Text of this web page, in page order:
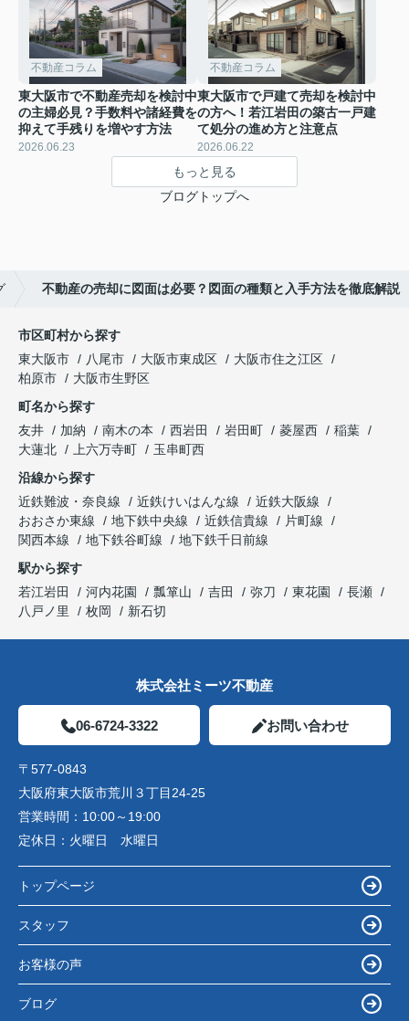
不動産コラム
東大阪市で不動産売却を検討中
の主婦必見？手数料や諸経費を
抑えて手残りを増やす方法
2026.06.23
不動産コラム
東大阪市で戸建て売却を検討中
の方へ！若江岩田の築古一戸建
て処分の進め方と注意点
2026.06.22
もっと見る
ブログトップへ
不動産の売却に図面は必要？図面の種類と入手方法を徹底解説
市区町村から探す
東大阪市
八尾市 大阪市東成区
大阪市住之江区
柏原市
大阪市生野区
町名から探す
友井
加納 南木の本 西岩田 岩田町 菱屋西
稲葉
大蓮北
上六万寺町
玉串町西
沿線から探す
近鉄難波・奈良線
近鉄けいはんな線
近鉄大阪線
おおさか東線
地下鉄中央線 近鉄信貴線
片町線
関西本線
地下鉄谷町線
地下鉄千日前線
駅から探す
若江岩田
河内花園 瓢箪山 吉田 弥刀 東花園
長瀬
八戸ノ里
枚岡 新石切
株式会社ミーツ不動産
06-6724-3322 お問い合わせ
〒577-0843
大阪府東大阪市荒川３丁目24-25
営業時間： 10:00～19:00
定休日： 火曜日 水曜日
トップページ
スタッフ
お客様の声
ブログ